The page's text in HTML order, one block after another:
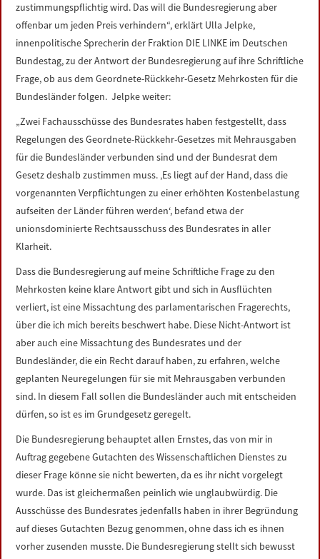
zustimmungspflichtig wird. Das will die Bundesregierung aber
offenbar um jeden Preis verhindern“, erklärt Ulla Jelpke,
innenpolitische Sprecherin der Fraktion DIE LINKE im Deutschen
Bundestag, zu der Antwort der Bundesregierung auf ihre Schriftliche
Frage, ob aus dem Geordnete-Rückkehr-Gesetz Mehrkosten für die
Bundesländer folgen. Jelpke weiter:
„Zwei Fachausschüsse des Bundesrates haben festgestellt, dass
Regelungen des Geordnete-Rückkehr-Gesetzes mit Mehrausgaben
für die Bundesländer verbunden sind und der Bundesrat dem
Gesetz deshalb zustimmen muss. ‚Es liegt auf der Hand, dass die
vorgenannten Verpflichtungen zu einer erhöhten Kostenbelastung
aufseiten der Länder führen werden‘, befand etwa der
unionsdominierte Rechtsausschuss des Bundesrates in aller
Klarheit.
Dass die Bundesregierung auf meine Schriftliche Frage zu den
Mehrkosten keine klare Antwort gibt und sich in Ausflüchten
verliert, ist eine Missachtung des parlamentarischen Fragerechts,
über die ich mich bereits beschwert habe. Diese Nicht-Antwort ist
aber auch eine Missachtung des Bundesrates und der
Bundesländer, die ein Recht darauf haben, zu erfahren, welche
geplanten Neuregelungen für sie mit Mehrausgaben verbunden
sind. In diesem Fall sollen die Bundesländer auch mit entscheiden
dürfen, so ist es im Grundgesetz geregelt.
Die Bundesregierung behauptet allen Ernstes, das von mir in
Auftrag gegebene Gutachten des Wissenschaftlichen Dienstes zu
dieser Frage könne sie nicht bewerten, da es ihr nicht vorgelegt
wurde. Das ist gleichermaßen peinlich wie unglaubwürdig. Die
Ausschüsse des Bundesrates jedenfalls haben in ihrer Begründung
auf dieses Gutachten Bezug genommen, ohne dass ich es ihnen
vorher zusenden musste. Die Bundesregierung stellt sich bewusst